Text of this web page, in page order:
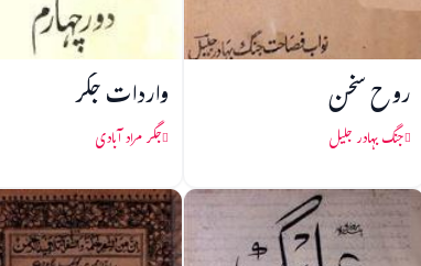
روح سخن
جنگ بہادر جلیل
واردات جگر
جگر مراد آبادی